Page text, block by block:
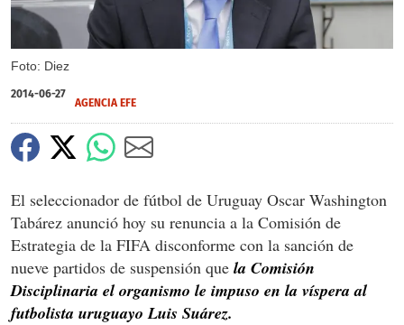
Foto: Diez
2014-06-27
AGENCIA EFE
El seleccionador de fútbol de Uruguay Oscar Washington
Tabárez anunció hoy su renuncia a la Comisión de
Estrategia de la FIFA disconforme con la sanción de
nueve partidos de suspensión que la Comisión
Disciplinaria el organismo le impuso en la víspera al
futbolista uruguayo Luis Suárez.